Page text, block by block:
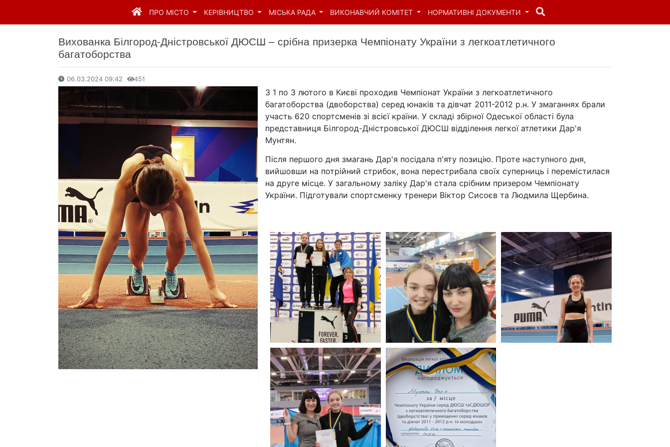
ПРО МІСТО КЕРІВНИЦТВО МІСЬКА РАДА ВИКОНАВЧИЙ КОМІТЕТ НОРМАТИВНІ ДОКУМЕНТИ
Вихованка Білгород-Дністровської ДЮСШ – срібна призерка Чемпіонату України з легкоатлетичного
багатоборства
06.03.2024 09:42 451
З 1 по 3 лютого в Києві проходив Чемпіонат України з легкоатлетичного
багатоборства (двоборства) серед юнаків та дівчат 2011-2012 р.н. У змаганнях брали
участь 620 спортсменів зі всієї країни. У складі збірної Одеської області була
представниця Білгород-Дністровської ДЮСШ відділення легкої атлетики Дар'я
Мунтян.
Після першого дня змагань Дар'я посідала п'яту позицію. Проте наступного дня,
вийшовши на потрійний стрибок, вона перестрибала своїх суперниць і перемістилася
на друге місце. У загальному заліку Дар'я стала срібним призером Чемпіонату
України. Підготували спортсменку тренери Віктор Сисоєв та Людмила Щербина.